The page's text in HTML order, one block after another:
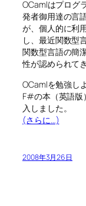
OCamlはプログ
発者御用達の言
が、個人的に利
し、最近関数型
関数型言語の簡
性が認められて
OCamlを勉強し
F#の本（英語版
入しました。
(さらに…)
2008年3月26日